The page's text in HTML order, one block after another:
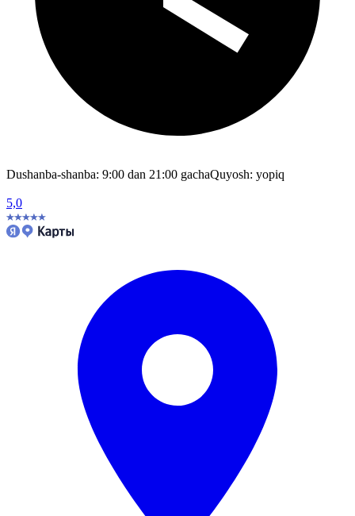
Dushanba-shanba: 9:00 dan 21:00 gachaQuyosh: yopiq
5,0